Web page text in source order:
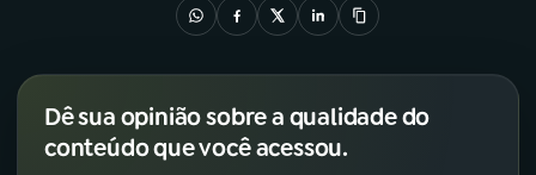
Dê sua opinião sobre a qualidade do
conteúdo que você acessou.